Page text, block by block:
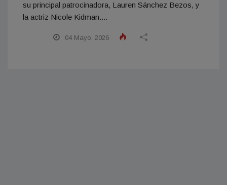
su principal patrocinadora, Lauren Sánchez Bezos, y
la actriz Nicole Kidman....
04 Mayo, 2026